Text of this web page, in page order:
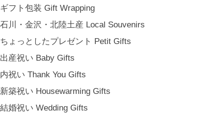
ギフト包装 Gift Wrapping
石川・金沢・北陸土産 Local Souvenirs
ちょっとしたプレゼント Petit Gifts
出産祝い Baby Gifts
内祝い Thank You Gifts
新築祝い Housewarming Gifts
結婚祝い Wedding Gifts